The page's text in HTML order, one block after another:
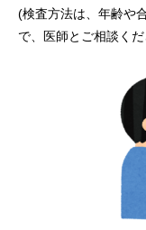
(検査方法は、年齢や
で、医師とご相談く